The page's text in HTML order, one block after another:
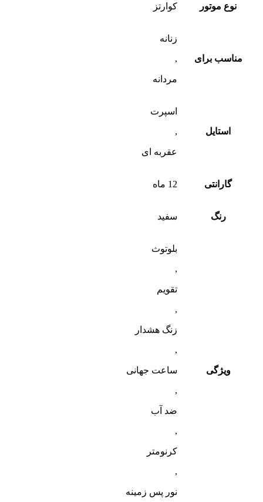
نوع موتور کوارتز
مناسب برای
زنانه
,
مردانه
استایل
اسپرت
,
عقربه ای
گارانتی 12 ماه
رنگ سفید
ویژگی
بلوتوث
,
تقویم
,
زنگ هشدار
,
ساعت جهانی
,
ضد آب
,
کرنومتر
,
نور پس زمینه